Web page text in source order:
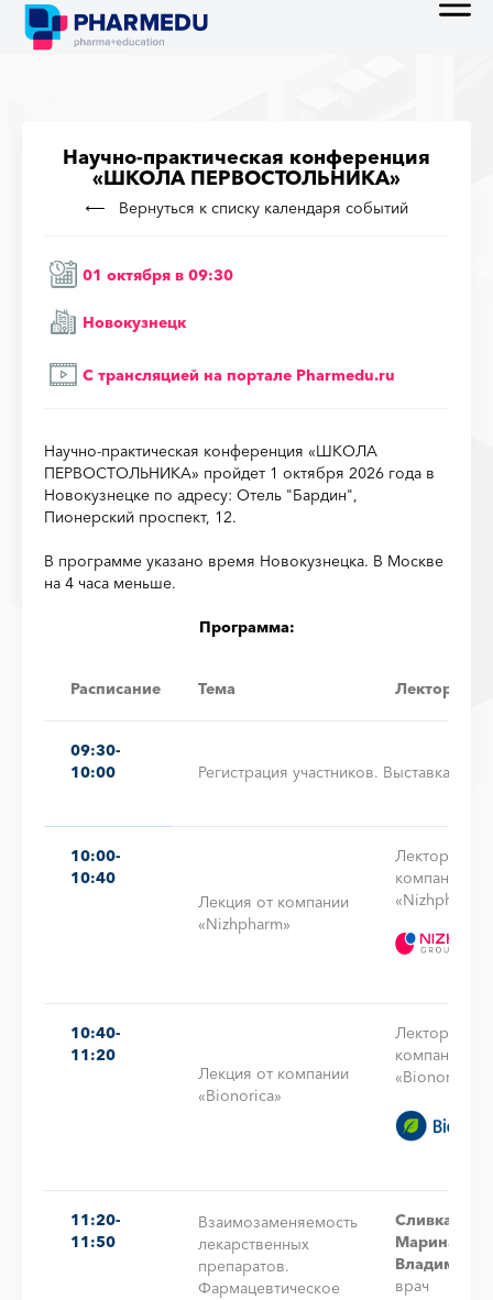
Научно-практическая конференция
«ШКОЛА ПЕРВОСТОЛЬНИКА»
Вернуться к списку календаря событий
01 октября в 09:30
Новокузнецк
С трансляцией на порталe Pharmedu.ru
Научно-практическая конференция «ШКОЛА
ПЕРВОСТОЛЬНИКА» пройдет 1 октября 2026 года в
Новокузнецке по адресу: Отель "Бардин",
Пионерский проспект, 12.
В программе указано время Новокузнецка. В Москве
на 4 часа меньше.
Программа:
Расписание Тема Лектор
09:30-
10:00
Регистрация участников. Выставка
10:00-
10:40
Лекция от компании
«Nizhpharm»
Лектор от
компании
«Nizhpharm»
10:40-
11:20
Лекция от компании
«Bionorica»
Лектор от
компании
«Bionorica»
11:20-
11:50
Взаимозаменяемость
лекарственных
препаратов.
Фармацевтическое
Сливка
Марина
врач